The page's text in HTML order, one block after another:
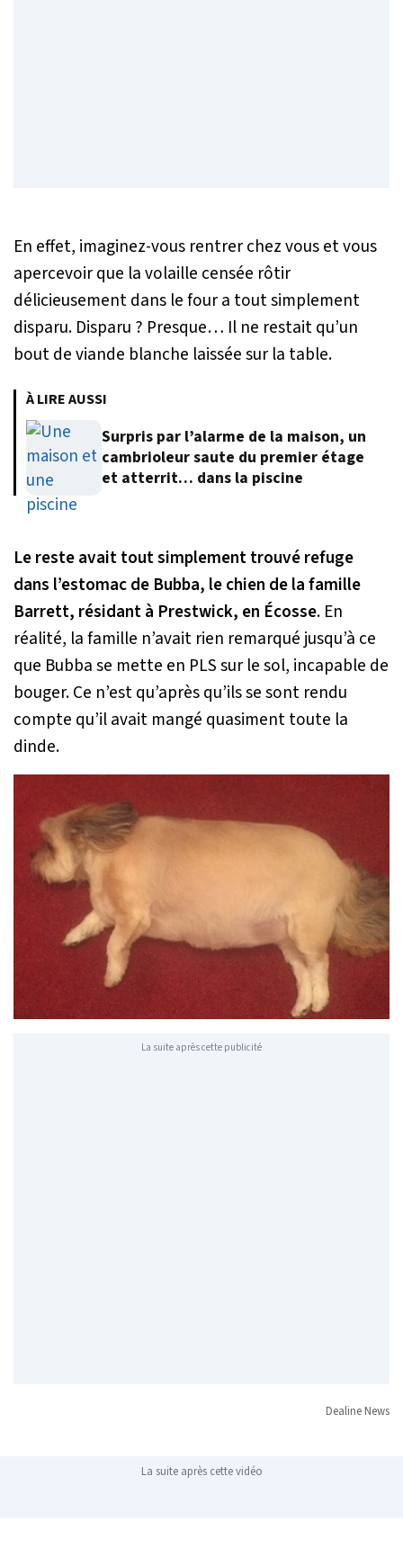
En effet, imaginez-vous rentrer chez vous et vous
apercevoir que la volaille censée rôtir
délicieusement dans le four a tout simplement
disparu. Disparu ? Presque… Il ne restait qu’un
bout de viande blanche laissée sur la table.
À LIRE AUSSI
Surpris par l’alarme de la maison, un
cambrioleur saute du premier étage
et atterrit… dans la piscine
Le reste avait tout simplement trouvé refuge
dans l’estomac de Bubba, le chien de la famille
Barrett, résidant à Prestwick, en Écosse. En
réalité, la famille n’avait rien remarqué jusqu’à ce
que Bubba se mette en PLS sur le sol, incapable de
bouger. Ce n’est qu’après qu’ils se sont rendu
compte qu’il avait mangé quasiment toute la
dinde.
La suite après cette publicité
Dealine News
La suite après cette vidéo